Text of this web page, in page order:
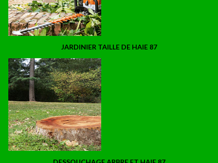
JARDINIER TAILLE DE HAIE 87